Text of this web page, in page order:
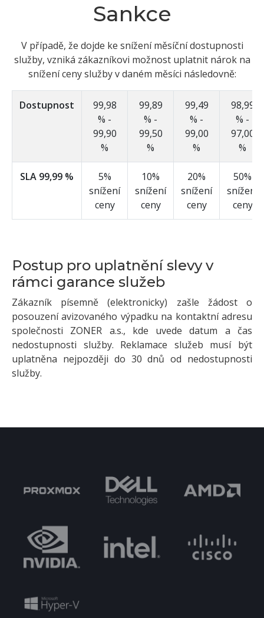
Sankce
V případě, že dojde ke snížení měsíční dostupnosti
služby, vzniká zákazníkovi možnost uplatnit nárok na
snížení ceny služby v daném měsíci následovně:
Dostupnost
99,98
% -
99,90
%
99,89
% -
99,50
%
99,49
% -
99,00
%
98,99
% -
97,00
%
SLA 99,99 %
5%
snížení
ceny
10%
snížení
ceny
20%
snížení
ceny
50%
snížení
ceny
Postup pro uplatnění slevy v
rámci garance služeb
Zákazník písemně (elektronicky) zašle žádost o
posouzení avizovaného výpadku na kontaktní adresu
společnosti ZONER a.s., kde uvede datum a čas
nedostupnosti služby. Reklamace služeb musí být
uplatněna nejpozději do 30 dnů od nedostupnosti
služby.